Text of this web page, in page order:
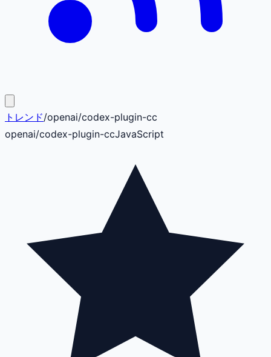
トレンド/openai/codex-plugin-cc
openai/codex-plugin-ccJavaScript